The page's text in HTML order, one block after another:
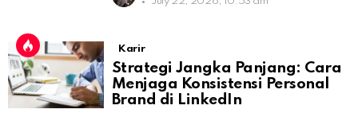
Karir
Strategi Jangka Panjang: Cara
Menjaga Konsistensi Personal
Brand di LinkedIn